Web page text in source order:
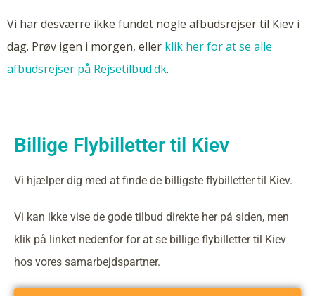
Vi har desværre ikke fundet nogle afbudsrejser til Kiev i
dag. Prøv igen i morgen, eller klik her for at se alle
afbudsrejser på Rejsetilbud.dk.
Billige Flybilletter til Kiev
Vi hjælper dig med at finde de billigste flybilletter til Kiev.
Vi kan ikke vise de gode tilbud direkte her på siden, men
klik på linket nedenfor for at se billige flybilletter til Kiev
hos vores samarbejdspartner.